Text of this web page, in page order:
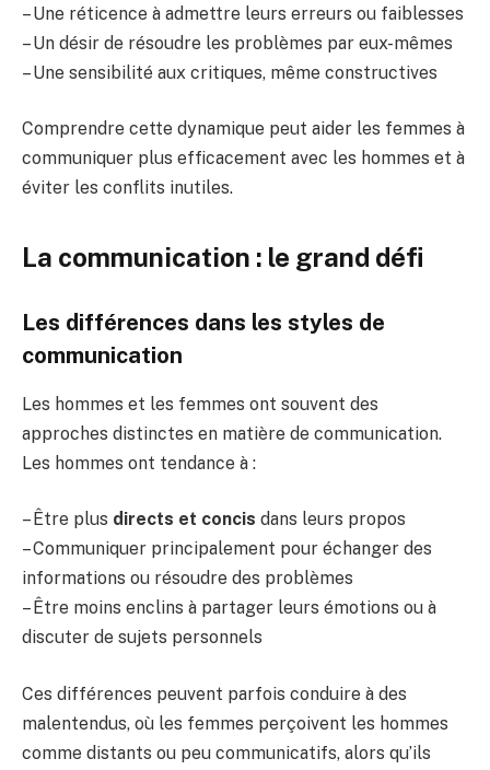
– Une réticence à admettre leurs erreurs ou faiblesses
– Un désir de résoudre les problèmes par eux-mêmes
– Une sensibilité aux critiques, même constructives
Comprendre cette dynamique peut aider les femmes à
communiquer plus efficacement avec les hommes et à
éviter les conflits inutiles.
La communication : le grand défi
Les différences dans les styles de
communication
Les hommes et les femmes ont souvent des
approches distinctes en matière de communication.
Les hommes ont tendance à :
– Être plus directs et concis dans leurs propos
– Communiquer principalement pour échanger des
informations ou résoudre des problèmes
– Être moins enclins à partager leurs émotions ou à
discuter de sujets personnels
Ces différences peuvent parfois conduire à des
malentendus, où les femmes perçoivent les hommes
comme distants ou peu communicatifs, alors qu’ils